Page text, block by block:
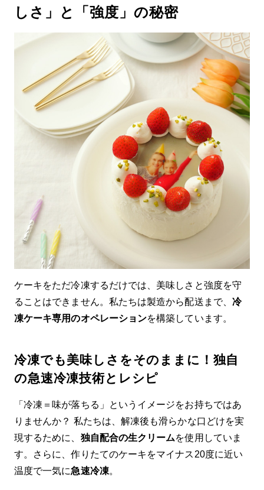
しさ」と「強度」の秘密
ケーキをただ冷凍するだけでは、美味しさと強度を守
ることはできません。私たちは製造から配送まで、 冷
凍ケーキ専用のオペレーションを構築しています。
冷凍でも美味しさをそのままに！独自
の急速冷凍技術とレシピ
「冷凍＝味が落ちる」というイメージをお持ちではあ
りませんか？ 私たちは、解凍後も滑らかな口どけを実
現するために、 独自配合の生クリームを使用していま
す。さらに、作りたてのケーキをマイナス20度に近い
温度で一気に急速冷凍。